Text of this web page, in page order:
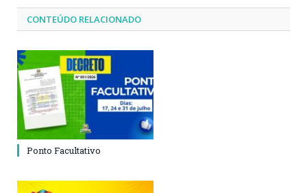
CONTEÚDO RELACIONADO
Ponto Facultativo